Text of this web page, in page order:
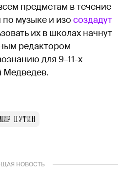
предметам в течение
по музыке и изо создадут
их в школах начнут
редактором
для 9–11-х
ПУТИН
НОВОСТЬ